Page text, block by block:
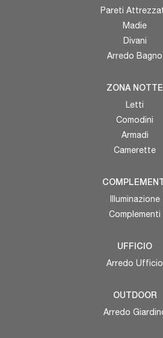
Pareti
Madie
Divani
Arredo Bagno
ZONA NOTTE
Letti
Comodini
Armadi
Camerette
COMPLEMENTI
Illuminazione
Complementi
UFFICIO
Arredo Ufficio
OUTDOOR
Arredo